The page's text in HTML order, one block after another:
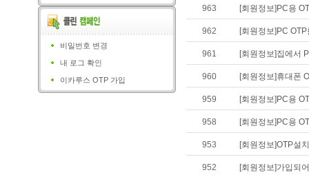
비밀번호 변경
내 로그 확인
이카루스 OTP 가입
963 [회원정보]PC용
962 [회원정보]PC
961 [회원정보]집에서
960 [회원정보]휴대폰
959 [회원정보]PC용
958 [회원정보]PC용
953 [회원정보]OTP설
952 [회원정보]가입되